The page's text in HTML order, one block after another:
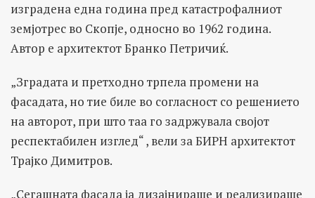
изградена една година пред катастрофалниот
земјотрес во Скопје, односно во 1962 година.
Автор е архитектот Бранко Петричиќ.
„Зградата и претходно трпела промени на
фасадата, но тие биле во согласност со решението
на авторот, при што таа го задржувала својот
респектабилен изглед“ , вели за БИРН архитектот
Трајко Димитров.
„Сегашната фасада ја дизајнираше и реализираше